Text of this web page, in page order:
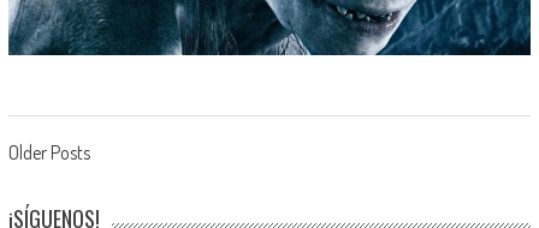
Navegación de entradas
Older Posts
¡SÍGUENOS!